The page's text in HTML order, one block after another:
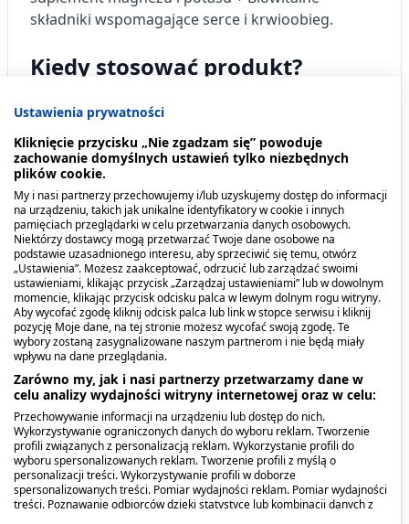
składniki wspomagające serce i krwioobieg.
Kiedy stosować produkt?
Suplementacja diety osób dorosłych w wyciąg z
Dawkowanie
Zalecane spożycie:
Dorośli:1 tabletkę 2 razy dziennie.
Przeciwwskazania. Kto nie
powinien przyjmować
produktu?
Nie należy przekraczać zalecanej porcji do
spożycia w ciągu doby. Nie stosować preparatu w
przypadku nadwrażliwości na którykolwiek z jego
składników. Suplement diety nie może być
stosowany jako substytut (zamiennik)
zróżnicowanej diety. Zalecany jest zrównoważony
Ustawienia prywatności
Kliknięcie przycisku „Nie zgadzam się” powoduje
zachowanie domyślnych ustawień tylko niezbędnych
plików cookie.
My i nasi partnerzy przechowujemy i/lub uzyskujemy dostęp do informacji
na urządzeniu, takich jak unikalne identyfikatory w cookie i innych
pamięciach przeglądarki w celu przetwarzania danych osobowych.
Niektórzy dostawcy mogą przetwarzać Twoje dane osobowe na
podstawie uzasadnionego interesu, aby sprzeciwić się temu, otwórz
„Ustawienia”. Możesz zaakceptować, odrzucić lub zarządzać swoimi
ustawieniami, klikając przycisk „Zarządzaj ustawieniami” lub w dowolnym
momencie, klikając przycisk odcisku palca w lewym dolnym rogu witryny.
Aby wycofać zgodę kliknij odcisk palca lub link w stopce serwisu i kliknij
pozycję Moje dane, na tej stronie możesz wycofać swoją zgodę. Te
wybory zostaną zasygnalizowane naszym partnerom i nie będą miały
wpływu na dane przeglądania.
Zarówno my, jak i nasi partnerzy przetwarzamy dane w
celu analizy wydajności witryny internetowej oraz w celu:
Przechowywanie informacji na urządzeniu lub dostęp do nich.
Wykorzystywanie ograniczonych danych do wyboru reklam. Tworzenie
profili związanych z personalizacją reklam. Wykorzystanie profili do
wyboru spersonalizowanych reklam. Tworzenie profili z myślą o
personalizacji treści. Wykorzystywanie profili w doborze
spersonalizowanych treści. Pomiar wydajności reklam. Pomiar wydajności
treści. Poznawanie odbiorców dzięki statystyce lub kombinacji danych z